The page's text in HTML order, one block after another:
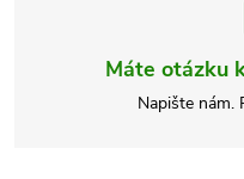
Máte otázku
Napište nám.